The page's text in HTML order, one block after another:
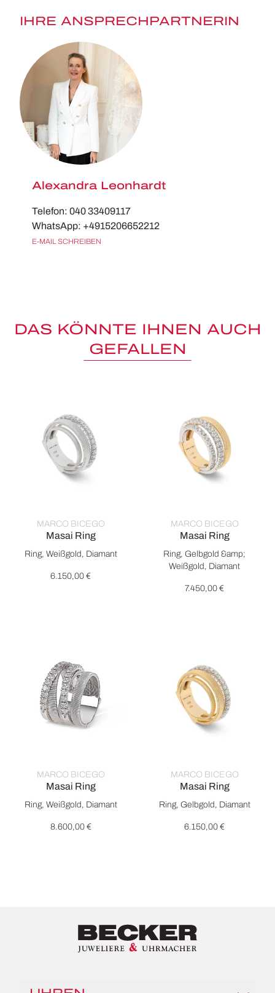
IHRE ANSPRECHPARTNERIN
Alexandra Leonhardt
Telefon: 040 33409117
WhatsApp: +4915206652212
E-MAIL SCHREIBEN
DAS KÖNNTE IHNEN AUCH
GEFALLEN
MARCO BICEGO
Masai Ring
Marco Bicego Masai Ring, Ref: AG363 B W, Preis: 6.150,00 €
Ring, Weißgold, Diamant
6.150,00 €
MARCO BICEGO
Masai Ring
Marco Bicego Masai Ring,
Ring, Gelbgold &amp;
Weißgold, Diamant
7.450,00 €
MARCO BICEGO
Masai Ring
Marco Bicego Masai Ring, Ref: AG331 B W, Preis: 8.600,00 €
Ring, Weißgold, Diamant
8.600,00 €
MARCO BICEGO
Masai Ring
Marco Bicego Masai Ring,
Ring, Gelbgold, Diamant
6.150,00 €